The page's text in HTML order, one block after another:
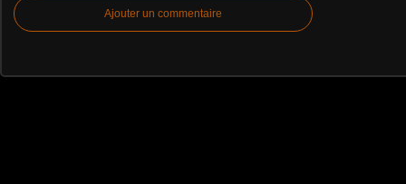
Ajouter un commentaire